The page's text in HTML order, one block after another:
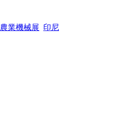
農業機械展 印尼